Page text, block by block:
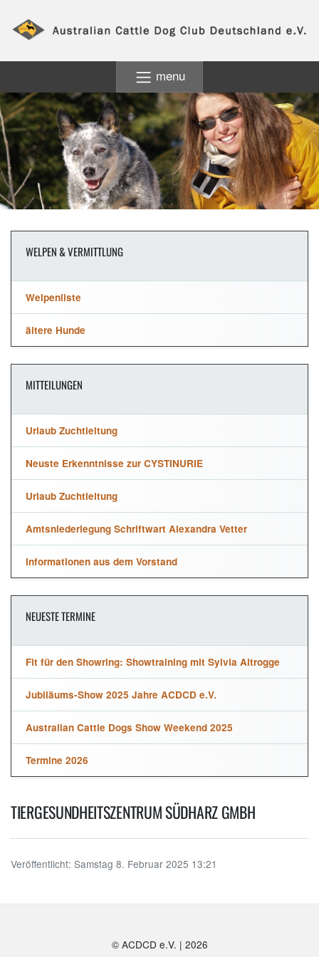
menu
WELPEN & VERMITTLUNG
Welpenliste
ältere Hunde
MITTEILUNGEN
Urlaub Zuchtleitung
Neuste Erkenntnisse zur CYSTINURIE
Urlaub Zuchtleitung
Amtsniederlegung Schriftwart Alexandra Vetter
Informationen aus dem Vorstand
NEUESTE TERMINE
Fit für den Showring: Showtraining mit Sylvia Altrogge
Jubiläums-Show 2025 Jahre ACDCD e.V.
Australian Cattle Dogs Show Weekend 2025
Termine 2026
TIERGESUNDHEITSZENTRUM SÜDHARZ GMBH
Veröffentlicht: Samstag 8. Februar 2025 13:21
© ACDCD e.V. | 2026